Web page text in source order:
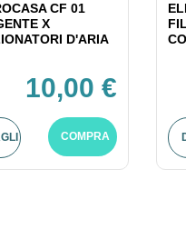
CF 01
X
D'ARIA
10,00 €
COMPRA